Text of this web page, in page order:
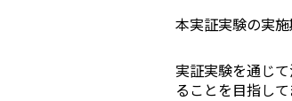
本実証実験の実
実証実験を通じ
ることを目指して